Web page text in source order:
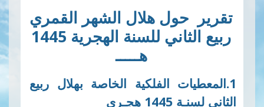
هلال الشهر القمري
ربيع الثاني للسنة الهجرية 1445
الفلكية الخاصة بهلال ربيع